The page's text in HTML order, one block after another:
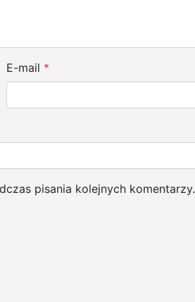
E-mail *
pisania kolejnych komentarzy.